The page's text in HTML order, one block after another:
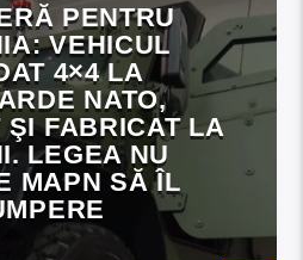
PENTRU
VEHICUL
4×4 LA
NATO,
ŞI FABRICAT LA
LEGEA NU
MAPN SĂ ÎL